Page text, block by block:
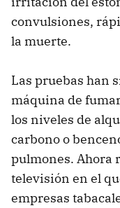
convulsiones,
la muerte.
Las pruebas han
máquina de
los niveles de
carbono o
pulmones. Ahora
televisión en el
empresas